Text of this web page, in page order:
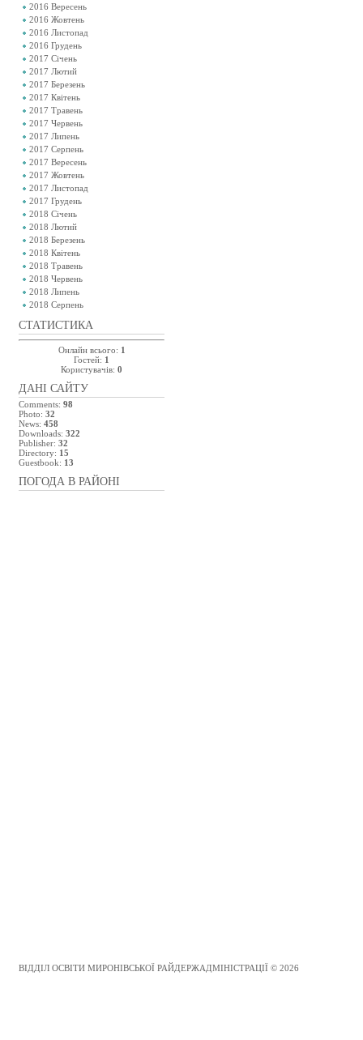
2016 Вересень
2016 Жовтень
2016 Листопад
2016 Грудень
2017 Січень
2017 Лютий
2017 Березень
2017 Квітень
2017 Травень
2017 Червень
2017 Липень
2017 Серпень
2017 Вересень
2017 Жовтень
2017 Листопад
2017 Грудень
2018 Січень
2018 Лютий
2018 Березень
2018 Квітень
2018 Травень
2018 Червень
2018 Липень
2018 Серпень
СТАТИСТИКА
Онлайн всього: 1
Гостей: 1
Користувачів: 0
ДАНІ САЙТУ
Comments: 98
Photo: 32
News: 458
Downloads: 322
Publisher: 32
Directory: 15
Guestbook: 13
ПОГОДА В РАЙОНІ
ВІДДІЛ ОСВІТИ МИРОНІВСЬКОЇ РАЙДЕРЖАДМІНІСТРАЦІЇ © 2026